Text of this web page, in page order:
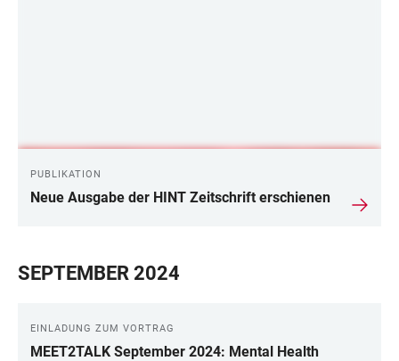
PUBLIKATION
Neue Ausgabe der HINT Zeitschrift erschienen
SEPTEMBER 2024
EINLADUNG ZUM VORTRAG
MEET2TALK September 2024: Mental Health